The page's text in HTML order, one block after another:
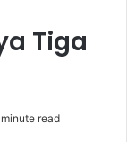
Tiga
read